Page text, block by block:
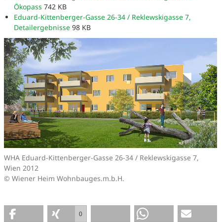
Ökopass 742 KB
Eduard-Kittenberger-Gasse 26-34 / Reklewskigasse 7,
Detailergebnisse 98 KB
WHA Eduard-Kittenberger-Gasse 26-34 / Reklewskigasse 7,
Wien 2012
© Wiener Heim Wohnbauges.m.b.H.
0